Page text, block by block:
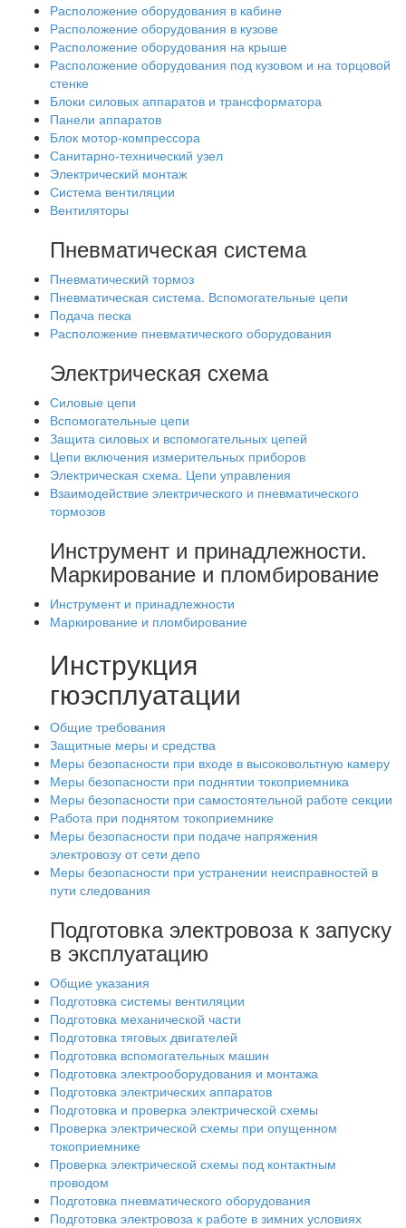
Расположение оборудования в кабине
Расположение оборудования в кузове
Расположение оборудования на крыше
Расположение оборудования под кузовом и на торцовой
стенке
Блоки силовых аппаратов и трансформатора
Панели аппаратов
Блок мотор-компрессора
Санитарно-технический узел
Электрический монтаж
Система вентиляции
Вентиляторы
Пневматическая система
Пневматический тормоз
Пневматическая система. Вспомогательные цепи
Подача песка
Расположение пневматического оборудования
Электрическая схема
Силовые цепи
Вспомогательные цепи
Защита силовых и вспомогательных цепей
Цепи включения измерительных приборов
Электрическая схема. Цепи управления
Взаимодействие электрического и пневматического
тормозов
Инструмент и принадлежности.
Маркирование и пломбирование
Инструмент и принадлежности
Маркирование и пломбирование
Инструкция
гюэсплуатации
Общие требования
Защитные меры и средства
Меры безопасности при входе в высоковольтную камеру
Меры безопасности при поднятии токоприемника
Меры безопасности при самостоятельной работе секции
Работа при поднятом токоприемнике
Меры безопасности при подаче напряжения
электровозу от сети депо
Меры безопасности при устранении неисправностей в
пути следования
Подготовка электровоза к запуску
в эксплуатацию
Общие указания
Подготовка системы вентиляции
Подготовка механической части
Подготовка тяговых двигателей
Подготовка вспомогательных машин
Подготовка электрооборудования и монтажа
Подготовка электрических аппаратов
Подготовка и проверка электрической схемы
Проверка электрической схемы при опущенном
токоприемнике
Проверка электрической схемы под контактным
проводом
Подготовка пневматического оборудования
Подготовка электровоза к работе в зимних условиях